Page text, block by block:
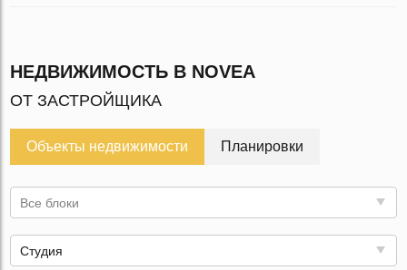
НЕДВИЖИМОСТЬ В NOVEA
ОТ ЗАСТРОЙЩИКА
Объекты недвижимости Планировки
Все блоки
Студия